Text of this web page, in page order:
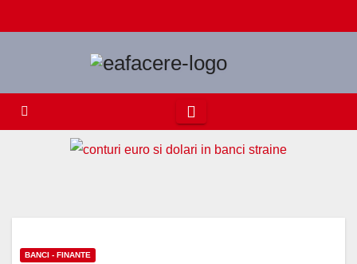
to
BANCI - FINANTE